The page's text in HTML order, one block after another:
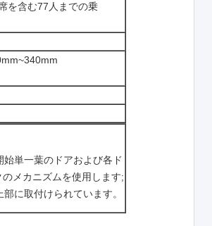
を含む77人までの乗
単一葉のドアおよび各ド
メカニズムを使用します;
に取付けられています。